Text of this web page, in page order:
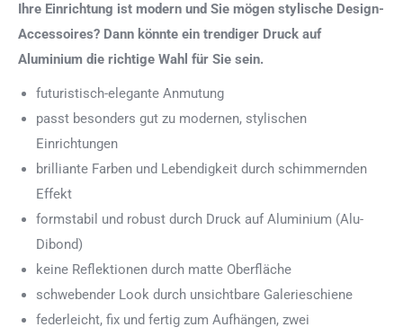
Ihre Einrichtung ist modern und Sie mögen stylische Design-
Accessoires? Dann könnte ein trendiger Druck auf
Aluminium die richtige Wahl für Sie sein.
futuristisch-elegante Anmutung
passt besonders gut zu modernen, stylischen
Einrichtungen
brilliante Farben und Lebendigkeit durch schimmernden
Effekt
formstabil und robust durch Druck auf Aluminium (Alu-
Dibond)
keine Reflektionen durch matte Oberfläche
schwebender Look durch unsichtbare Galerieschiene
federleicht, fix und fertig zum Aufhängen, zwei